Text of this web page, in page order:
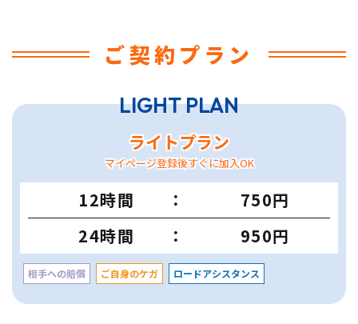
ご契約プラン
LIGHT PLAN
ライトプラン
マイページ登録後すぐに加入OK
12時間
750円
24時間
950円
相手への賠償 ご自身のケガ ロードアシスタンス